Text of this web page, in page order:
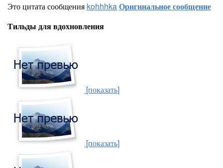
Это цитата сообщения kohhhkaОригинальное сообщение
Тильды для вдохновления
[показать]
[показать]